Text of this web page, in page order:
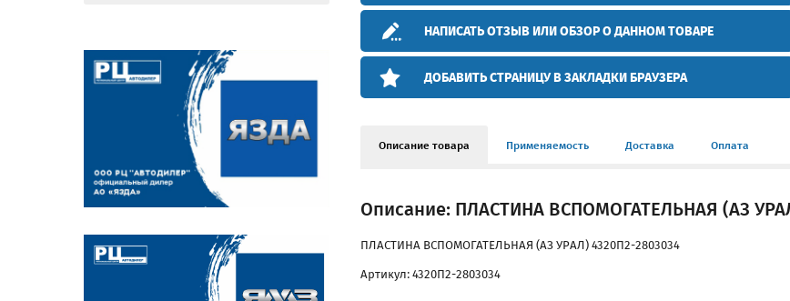
НАПИСАТЬ ОТЗЫВ ИЛИ ОБЗОР О ДАННОМ ТОВАРЕ
ДОБАВИТЬ СТРАНИЦУ В ЗАКЛАДКИ БРАУЗЕРА
Описание товара Применяемость Доставка Оплата
Описание: ПЛАСТИНА ВСПОМОГАТЕЛЬНАЯ (АЗ
ПЛАСТИНА ВСПОМОГАТЕЛЬНАЯ (АЗ УРАЛ) 4320П2-2803034
Артикул: 4320П2-2803034